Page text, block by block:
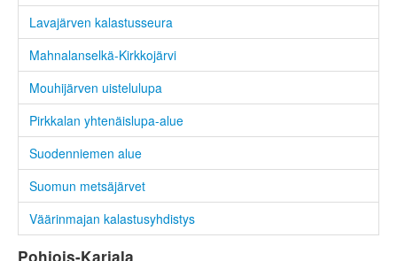
Lavajärven kalastusseura
Mahnalanselkä-Kirkkojärvi
Mouhijärven uistelulupa
Pirkkalan yhtenäislupa-alue
Suodenniemen alue
Suomun metsäjärvet
Väärinmajan kalastusyhdistys
Pohjois-Karjala